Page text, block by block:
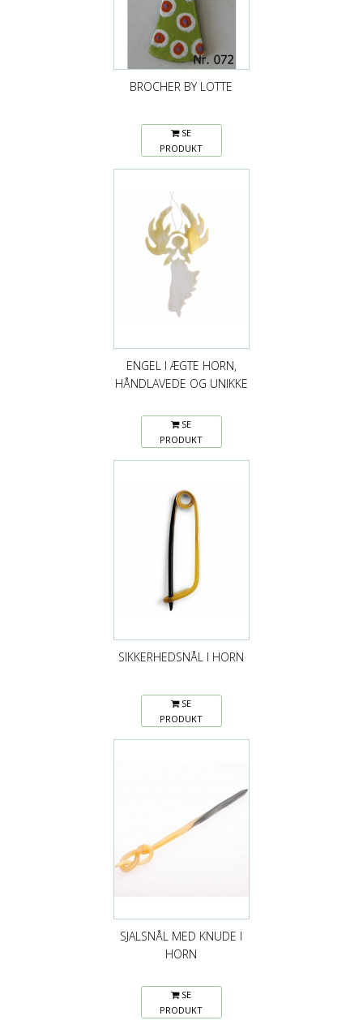
BROCHER BY LOTTE
SE
PRODUKT
ENGEL I ÆGTE HORN,
HÅNDLAVEDE OG UNIKKE
SE
PRODUKT
SIKKERHEDSNÅL I HORN
SE
PRODUKT
SJALSNÅL MED KNUDE I
HORN
SE
PRODUKT